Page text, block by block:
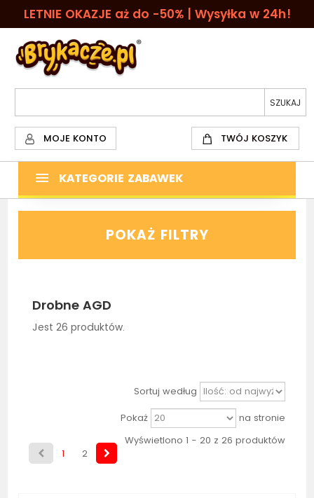
LETNIE OKAZJE aż do -50% | Wysyłka w 24h!
MOJE KONTO TWÓJ KOSZYK
KATEGORIE ZABAWEK
POKAŻ FILTRY
Drobne AGD
Jest 26 produktów.
Sortuj według
Pokaż
na stronie
1 2
Wyświetlono 1 - 20 z 26 produktów